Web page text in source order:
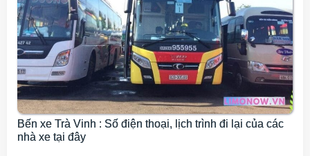
Bến xe Trà Vinh : Số điện thoại, lịch trình đi lại của các
nhà xe tại đây